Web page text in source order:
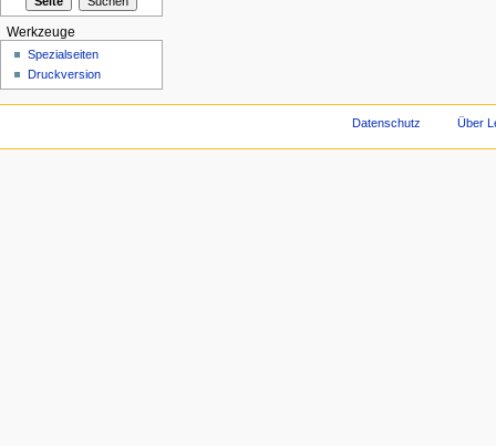
Werkzeuge
Spezialseiten
Druckversion
Datenschutz Über